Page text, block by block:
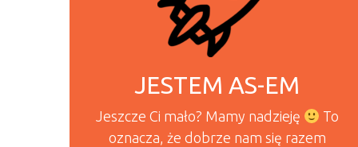
JESTEM AS-EM
Jeszcze Ci mało? Mamy nadzieję
To
oznacza, że dobrze nam się razem